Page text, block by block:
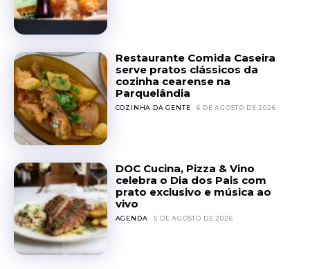
Restaurante Comida Caseira
serve pratos clássicos da
cozinha cearense na
Parquelândia
COZINHA DA GENTE 6 DE AGOSTO DE 2026
DOC Cucina, Pizza & Vino
celebra o Dia dos Pais com
prato exclusivo e música ao
vivo
AGENDA 5 DE AGOSTO DE 2026